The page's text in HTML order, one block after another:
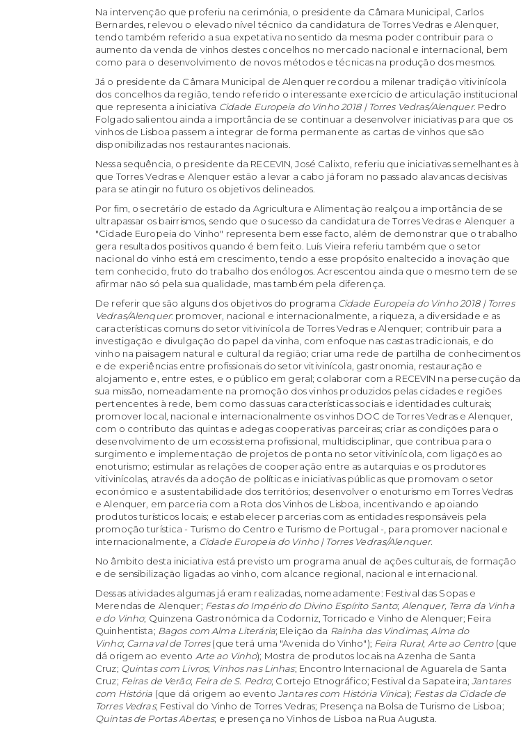
Na intervenção que proferiu na cerimónia, o presidente da Câmara Municipal, Carlos
Bernardes, relevou o elevado nível técnico da candidatura de Torres Vedras e Alenquer,
tendo também referido a sua expetativa no sentido da mesma poder contribuir para o
aumento da venda de vinhos destes concelhos no mercado nacional e internacional, bem
como para o desenvolvimento de novos métodos e técnicas na produção dos mesmos.
Já o presidente da Câmara Municipal de Alenquer recordou a milenar tradição vitivinícola
dos concelhos da região, tendo referido o interessante exercício de articulação institucional
que representa a iniciativa Cidade Europeia do Vinho 2018 | Torres Vedras/Alenquer. Pedro
Folgado salientou ainda a importância de se continuar a desenvolver iniciativas para que os
vinhos de Lisboa passem a integrar de forma permanente as cartas de vinhos que são
disponibilizadas nos restaurantes nacionais.
Nessa sequência, o presidente da RECEVIN, José Calixto, referiu que iniciativas semelhantes à
que Torres Vedras e Alenquer estão a levar a cabo já foram no passado alavancas decisivas
para se atingir no futuro os objetivos delineados.
Por fim, o secretário de estado da Agricultura e Alimentação realçou a importância de se
ultrapassar os bairrismos, sendo que o sucesso da candidatura de Torres Vedras e Alenquer a
"Cidade Europeia do Vinho" representa bem esse facto, além de demonstrar que o trabalho
gera resultados positivos quando é bem feito. Luís Vieira referiu também que o setor
nacional do vinho está em crescimento, tendo a esse propósito enaltecido a inovação que
tem conhecido, fruto do trabalho dos enólogos. Acrescentou ainda que o mesmo tem de se
afirmar não só pela sua qualidade, mas também pela diferença.
De referir que são alguns dos objetivos do programa Cidade Europeia do Vinho 2018 | Torres
Vedras/Alenquer: promover, nacional e internacionalmente, a riqueza, a diversidade e as
características comuns do setor vitivinícola de Torres Vedras e Alenquer; contribuir para a
investigação e divulgação do papel da vinha, com enfoque nas castas tradicionais, e do
vinho na paisagem natural e cultural da região; criar uma rede de partilha de conhecimentos
e de experiências entre profissionais do setor vitivinícola, gastronomia, restauração e
alojamento e, entre estes, e o público em geral; colaborar com a RECEVIN na persecução da
sua missão, nomeadamente na promoção dos vinhos produzidos pelas cidades e regiões
pertencentes à rede, bem como das suas características sociais e identidades culturais;
promover local, nacional e internacionalmente os vinhos DOC de Torres Vedras e Alenquer,
com o contributo das quintas e adegas cooperativas parceiras; criar as condições para o
desenvolvimento de um ecossistema profissional, multidisciplinar, que contribua para o
surgimento e implementação de projetos de ponta no setor vitivinícola, com ligações ao
enoturismo; estimular as relações de cooperação entre as autarquias e os produtores
vitivinícolas, através da adoção de políticas e iniciativas públicas que promovam o setor
económico e a sustentabilidade dos territórios; desenvolver o enoturismo em Torres Vedras
e Alenquer, em parceria com a Rota dos Vinhos de Lisboa, incentivando e apoiando
produtos turísticos locais; e estabelecer parcerias com as entidades responsáveis pela
promoção turística - Turismo do Centro e Turismo de Portugal -, para promover nacional e
internacionalmente, a Cidade Europeia do Vinho | Torres Vedras/Alenquer.
No âmbito desta iniciativa está previsto um programa anual de ações culturais, de formação
e de sensibilização ligadas ao vinho, com alcance regional, nacional e internacional.
Dessas atividades algumas já eram realizadas, nomeadamente: Festival das Sopas e
Merendas de Alenquer; Festas do Império do Divino Espírito Santo; Alenquer, Terra da Vinha
e do Vinho; Quinzena Gastronómica da Codorniz, Torricado e Vinho de Alenquer; Feira
Quinhentista; Bagos com Alma Literária; Eleição da Rainha das Vindimas; Alma do
Vinho; Carnaval de Torres(que terá uma "Avenida do Vinho"); Feira Rural; Arte ao Centro(que
dá origem ao evento Arte ao Vinho); Mostra de produtos locais na Azenha de Santa
Cruz; Quintas com Livros; Vinhos nas Linhas; Encontro Internacional de Aguarela de Santa
Cruz; Feiras de Verão; Feira de S. Pedro; Cortejo Etnográfico; Festival da Sapateira;Jantares
com História (que dá origem ao evento Jantares com História Vínica); Festas da Cidade de
Torres Vedras; Festival do Vinho de Torres Vedras; Presença na Bolsa de Turismo de Lisboa;
Quintas de Portas Abertas; e presença no Vinhos de Lisboa na Rua Augusta.